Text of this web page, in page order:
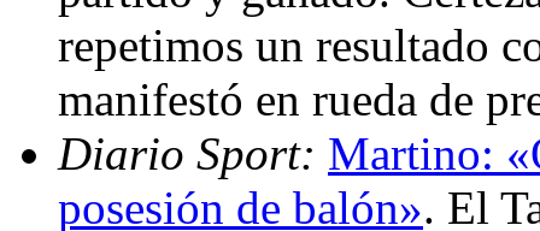
repetimos un resultado
manifestó en rueda de
Diario Sport: Martino:
posesión de balón». El